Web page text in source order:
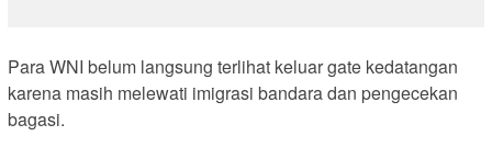
Para WNI belum langsung terlihat keluar gate kedatangan
karena masih melewati imigrasi bandara dan pengecekan
bagasi.